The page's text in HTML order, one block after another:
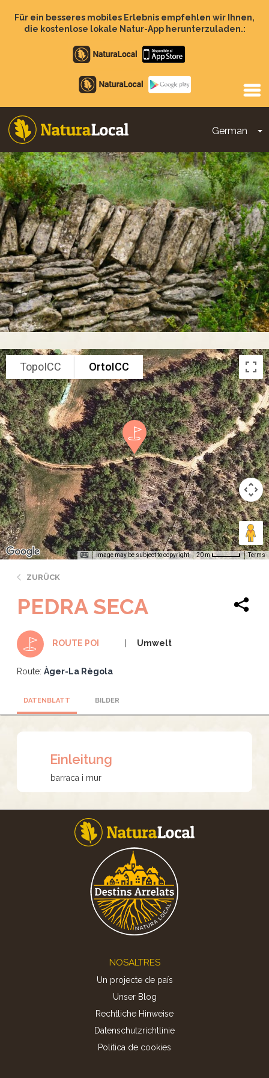
zumFür ein besseres mobiles Erlebnis empfehlen wir Ihnen,
die kostenlose lokale Natur-App herunterzuladen.:
Apple
store
Google
Play
German
Main
navigation
TopoICC OrtoICC
Image may be subject to copyright 20 m Terms
ZURÜCK
PEDRA SECA
ROUTE POI Umwelt
Route: Àger-La Règola
DATENBLATT BILDER
Einleitung
barraca i mur
NOSALTRES
Un projecte de país
Unser Blog
Rechtliche Hinweise
Datenschutzrichtlinie
Politica de cookies